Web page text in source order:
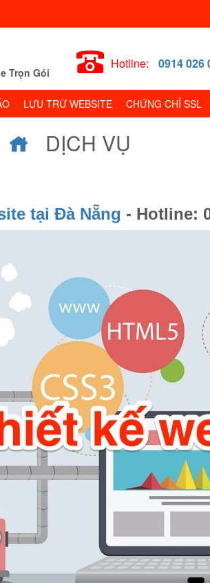
Trọn Gói
Hotline: 0914 026
LƯU TRỮ WEBSITE CHỨNG CHỈ SSL
DỊCH VỤ
tại Đà Nẵng - Hotline: